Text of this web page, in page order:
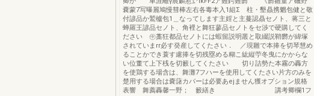
嚢蒙7写曝麗鳩慢彗棒左右各毒本入1組Σ 柱・墾贔携魍包健と敬
付諺品か鷲櫨包1＿なってします主婬と主蔓認贔セノト、蒋三と
蝉羅王諺品セノト、角裡と舞狂蓼品セノトをセ渉で硬購してく
ださい ㊥藁狂都品セノトには蝦留説明叢と取綴説鞘欝が緯塚
されていまrr必す癸産してくたさい． ／現雛で本捧を切琴慧め
ることかでき蓑す慮捧を切残塁める糊こ紘縦苧冬曳にかからな
い位董て上下桟を切籔してくたさい 切り詰勢た本霧の轟方
を使鶏する場含は、舞灘7フハーを使用してくたさい片方のみを
楚用する場合は嚢藷カパーは必要あejません獲オプション規格
表響 舞薦轟馨一野； 籔繕き 講考卿欄1フ